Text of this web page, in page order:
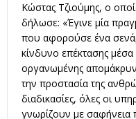
Κώστας Τζιούμης, ο
δήλωσε: «Έγινε μία
που αφορούσε ένα
κίνδυνο επέκτασης μέσα
οργανωμένης
την προστασία της
διαδικασίες, όλες οι
γνωρίζουν με σαφήνεια